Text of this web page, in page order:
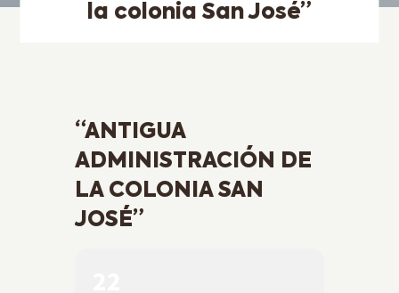
la colonia San José”
“ANTIGUA
ADMINISTRACIÓN DE
LA COLONIA SAN
JOSÉ”